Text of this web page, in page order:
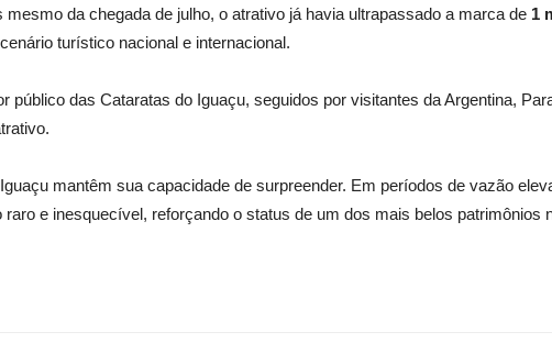
da chegada de julho, o atrativo já havia ultrapassado a marca de 1
turístico nacional e internacional.
das Cataratas do Iguaçu, seguidos por visitantes da Argentina,
mantêm sua capacidade de surpreender. Em períodos de vazão
e inesquecível, reforçando o status de um dos mais belos patrimônios